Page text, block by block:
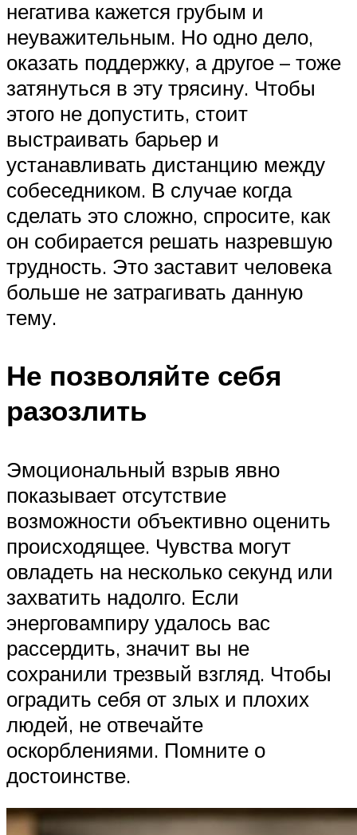
негатива кажется грубым и
неуважительным. Но одно дело,
оказать поддержку, а другое – тоже
затянуться в эту трясину. Чтобы
этого не допустить, стоит
выстраивать барьер и
устанавливать дистанцию между
собеседником. В случае когда
сделать это сложно, спросите, как
он собирается решать назревшую
трудность. Это заставит человека
больше не затрагивать данную
тему.
Не позволяйте себя
разозлить
Эмоциональный взрыв явно
показывает отсутствие
возможности объективно оценить
происходящее. Чувства могут
овладеть на несколько секунд или
захватить надолго. Если
энерговампиру удалось вас
рассердить, значит вы не
сохранили трезвый взгляд. Чтобы
оградить себя от злых и плохих
людей, не отвечайте
оскорблениями. Помните о
достоинстве.